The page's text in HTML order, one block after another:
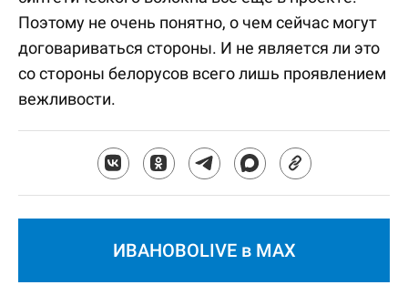
Поэтому не очень понятно, о чем сейчас могут
договариваться стороны. И не является ли это
со стороны белорусов всего лишь проявлением
вежливости.
ИВАНОВОLIVE в MAX